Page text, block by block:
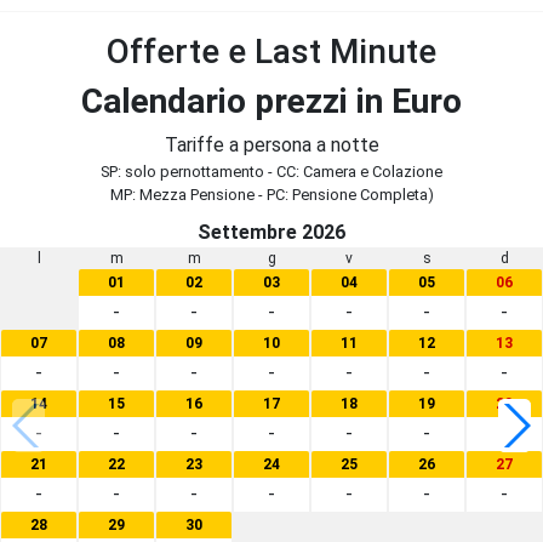
Offerte e Last Minute
Calendario prezzi in Euro
Tariffe a persona a notte
SP: solo pernottamento - CC: Camera e Colazione
MP: Mezza Pensione - PC: Pensione Completa)
Settembre 2026
m m g v s
d
01
-
02
-
03
-
04
-
05
-
06
-
07
-
08
-
09
-
10
-
11
-
12
-
13
-
14
-
15
-
16
-
17
-
18
-
19
-
20
21
-
22
-
23
-
24
-
25
-
26
-
27
-
28 29 30